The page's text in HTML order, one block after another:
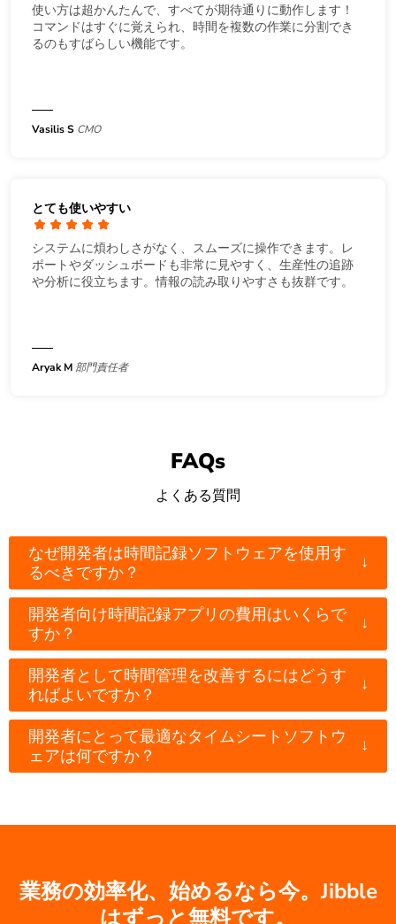
使い方は超かんたんで、すべてが期待通りに動作します！
コマンドはすぐに覚えられ、時間を複数の作業に分割でき
るのもすばらしい機能です。
Vasilis S CMO
とても使いやすい
システムに煩わしさがなく、スムーズに操作できます。レ
ポートやダッシュボードも非常に見やすく、生産性の追跡
や分析に役立ちます。情報の読み取りやすさも抜群です。
Aryak M 部門責任者
FAQs
よくある質問
なぜ開発者は時間記録ソフトウェアを使用す
るべきですか？
↓
開発者向け時間記録アプリの費用はいくらで
すか？
↓
開発者として時間管理を改善するにはどうす
ればよいですか？
↓
開発者にとって最適なタイムシートソフトウ
ェアは何ですか？
↓
業務の効率化、始めるなら今。Jibble
はずっと無料です。